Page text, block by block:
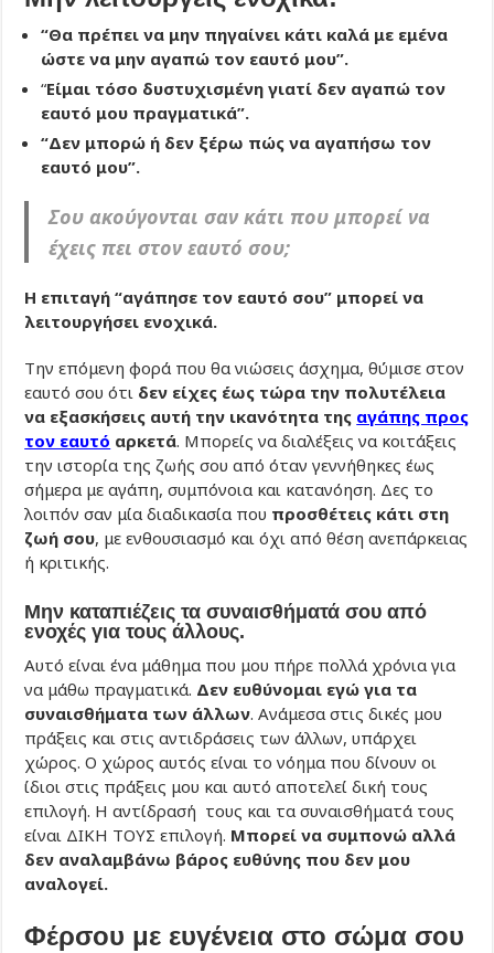
“Θα πρέπει να μην πηγαίνει κάτι καλά με εμένα
ώστε να μην αγαπώ τον εαυτό μου”.
“Είμαι τόσο δυστυχισμένη γιατί δεν αγαπώ τον
εαυτό μου πραγματικά”.
“Δεν μπορώ ή δεν ξέρω πώς να αγαπήσω τον
εαυτό μου”.
Σου ακούγονται σαν κάτι που μπορεί να
έχεις πει στον εαυτό σου;
Η επιταγή “αγάπησε τον εαυτό σου” μπορεί να
λειτουργήσει ενοχικά.
Την επόμενη φορά που θα νιώσεις άσχημα, θύμισε στον
εαυτό σου ότι δεν είχες έως τώρα την πολυτέλεια
να εξασκήσεις αυτή την ικανότητα της αγάπης προς
τον εαυτό αρκετά. Μπορείς να διαλέξεις να κοιτάξεις
την ιστορία της ζωής σου από όταν γεννήθηκες έως
σήμερα με αγάπη, συμπόνοια και κατανόηση. Δες το
λοιπόν σαν μία διαδικασία που προσθέτεις κάτι στη
ζωή σου, με ενθουσιασμό και όχι από θέση ανεπάρκειας
ή κριτικής.
Μην καταπιέζεις τα συναισθήματά σου από
ενοχές για τους άλλους.
Αυτό είναι ένα μάθημα που μου πήρε πολλά χρόνια για
να μάθω πραγματικά. Δεν ευθύνομαι εγώ για τα
συναισθήματα των άλλων. Ανάμεσα στις δικές μου
πράξεις και στις αντιδράσεις των άλλων, υπάρχει
χώρος. Ο χώρος αυτός είναι το νόημα που δίνουν οι
ίδιοι στις πράξεις μου και αυτό αποτελεί δική τους
επιλογή. Η αντίδρασή τους και τα συναισθήματά τους
είναι ΔΙΚΗ ΤΟΥΣ επιλογή. Μπορεί να συμπονώ αλλά
δεν αναλαμβάνω βάρος ευθύνης που δεν μου
αναλογεί.
Φέρσου με ευγένεια στο σώμα σου